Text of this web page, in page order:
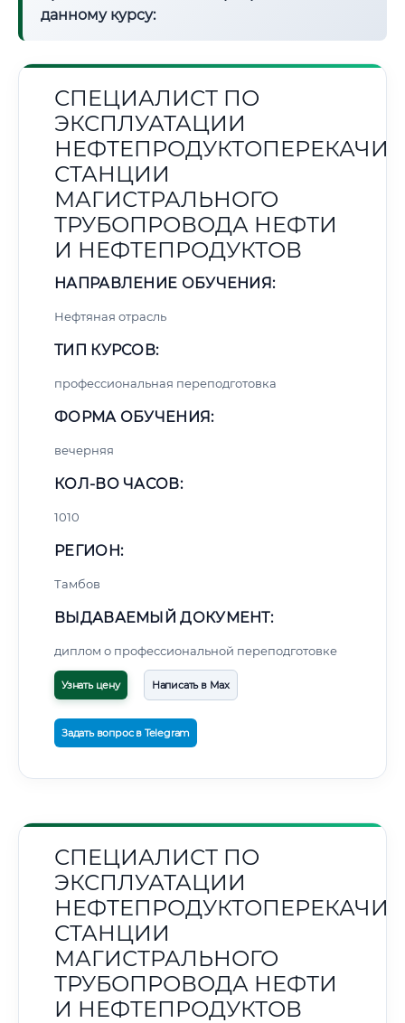
данному курсу:
СПЕЦИАЛИСТ ПО
ЭКСПЛУАТАЦИИ
СТАНЦИИ
МАГИСТРАЛЬНОГО
ТРУБОПРОВОДА НЕФТИ
И НЕФТЕПРОДУКТОВ
НАПРАВЛЕНИЕ ОБУЧЕНИЯ:
Нефтяная отрасль
ТИП КУРСОВ:
профессиональная переподготовка
ФОРМА ОБУЧЕНИЯ:
вечерняя
КОЛ-ВО ЧАСОВ:
1010
РЕГИОН:
Тамбов
ВЫДАВАЕМЫЙ ДОКУМЕНТ:
диплом о профессиональной переподготовке
Узнать цену Написать в Max
Задать вопрос в Telegram
СПЕЦИАЛИСТ ПО
ЭКСПЛУАТАЦИИ
СТАНЦИИ
МАГИСТРАЛЬНОГО
ТРУБОПРОВОДА НЕФТИ
И НЕФТЕПРОДУКТОВ